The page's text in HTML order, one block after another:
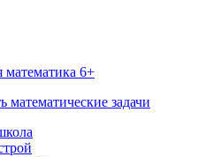
математика 6+
математические задачи